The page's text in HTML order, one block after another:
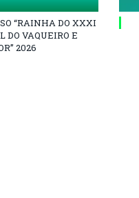
“RAINHA DO XXXI
DO VAQUEIRO E
2026